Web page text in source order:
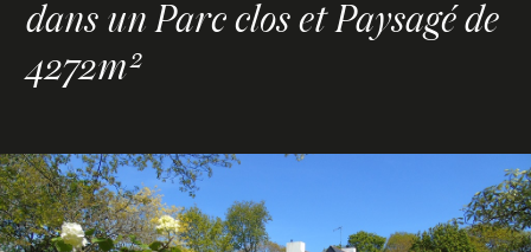
dans un Parc clos et Paysagé de
4272m²